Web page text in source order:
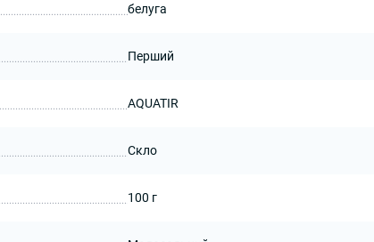
белуга
Перший
AQUATIR
Скло
100 г